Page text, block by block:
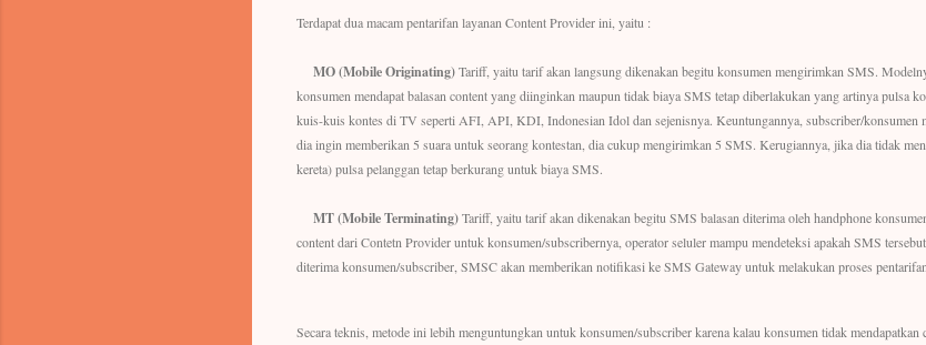
Terdapat dua macam pentarifan layanan Content Provider ini, yaitu :
MO (Mobile Originating)Tariff, yaitu tarif akan langsung dikenakan begitu konsumen mengirimkan SMS.
konsumen mendapat balasan content yang diinginkan maupun tidak biaya SMS tetap diberlakukan yang artinya pulsa
kuis-kuis kontes di TV seperti AFI, API, KDI, Indonesian Idol dan sejenisnya. Keuntungannya, subscriber/konsumen
dia ingin memberikan 5 suara untuk seorang kontestan, dia cukup mengirimkan 5 SMS. Kerugiannya, jika dia tidak
kereta) pulsa pelanggan tetap berkurang untuk biaya SMS.
MT (Mobile Terminating)Tariff, yaitu tarif akan dikenakan begitu SMS balasan diterima oleh handphone
content dari Contetn Provider untuk konsumen/subscribernya, operator seluler mampu mendeteksi apakah SMS
diterima konsumen/subscriber, SMSC akan memberikan notifikasi ke SMS Gateway untuk melakukan proses
Secara teknis, metode ini lebih menguntungkan untuk konsumen/subscriber karena kalau konsumen tidak